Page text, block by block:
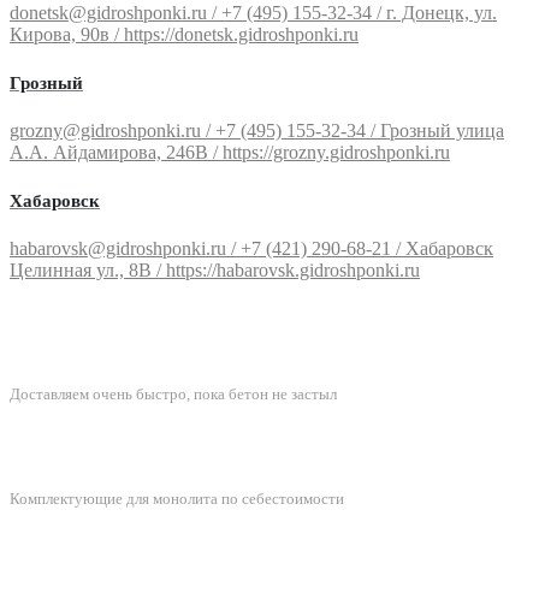
donetsk@gidroshponki.ru / +7 (495) 155-32-34 / г. Донецк, ул.
Кирова, 90в / https://donetsk.gidroshponki.ru
Грозный
grozny@gidroshponki.ru / +7 (495) 155-32-34 / Грозный улица
А.А. Айдамирова, 246В / https://grozny.gidroshponki.ru
Хабаровск
habarovsk@gidroshponki.ru / +7 (421) 290-68-21 / Хабаровск
Целинная ул., 8В / https://habarovsk.gidroshponki.ru
Доставляем очень быстро, пока бетон не застыл
Комплектующие для монолита по себестоимости